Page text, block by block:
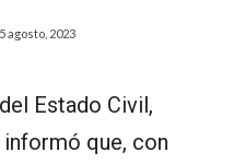
5 agosto, 2023
Estado Civil,
informó que, con